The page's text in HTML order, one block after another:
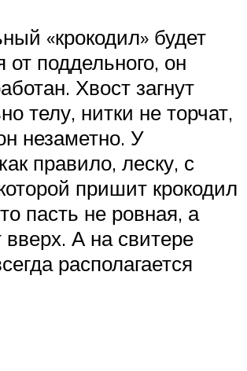
«крокодил» будет
от поддельного, он
Хвост загнут
телу, нитки не торчат,
незаметно. У
правило, леску, с
пришит крокодил
пасть не ровная, а
вверх. А на свитере
располагается